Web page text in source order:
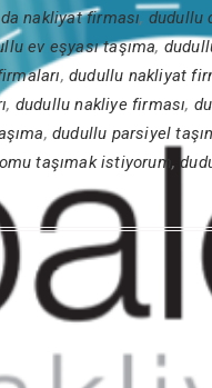
nakliyat firması,dudullu
ev eşyası taşıma,
,dudullu nakliyat
, dudullu nakliye firması,
,dudullu parsiyel
taşımak istiyorum ,